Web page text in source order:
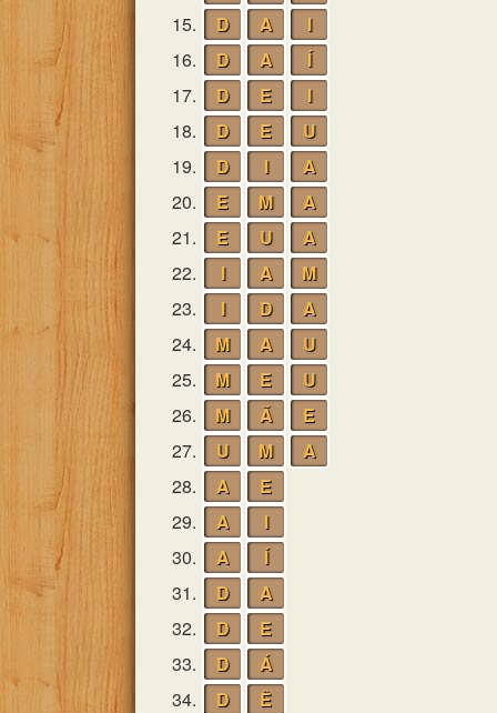
15.
D A
I
16.
D A
Í
17.
D E
I
18.
D E
U
19.
D I
A
20.
E M
A
21.
E U
A
22.
I A
M
23.
I D
A
24.
M A
U
25.
M E
U
26.
M Ã
E
27.
U M
A
28.
A
E
29.
A
I
30.
A
Í
31.
D
A
32.
D
E
33.
D
Á
34.
D
Ê